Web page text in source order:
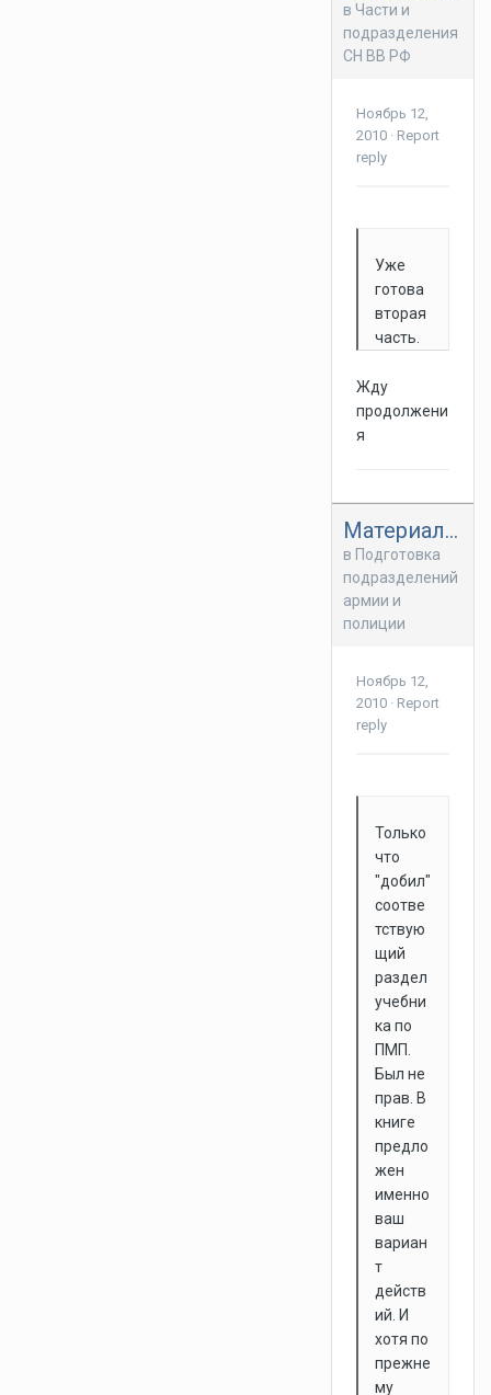
в Части и
подразделения
СН ВВ РФ
Ноябрь 12,
2010 · Report
reply
Уже
готова
вторая
часть.
Жду
продолжени
я
Материалы по медицинской помощи.
в Подготовка
подразделений
армии и
полиции
Ноябрь 12,
2010 · Report
reply
Только
что
"добил"
соотве
тствую
щий
раздел
учебни
ка по
ПМП.
Был не
прав. В
книге
предло
жен
именно
ваш
вариан
т
действ
ий. И
хотя по
прежне
му